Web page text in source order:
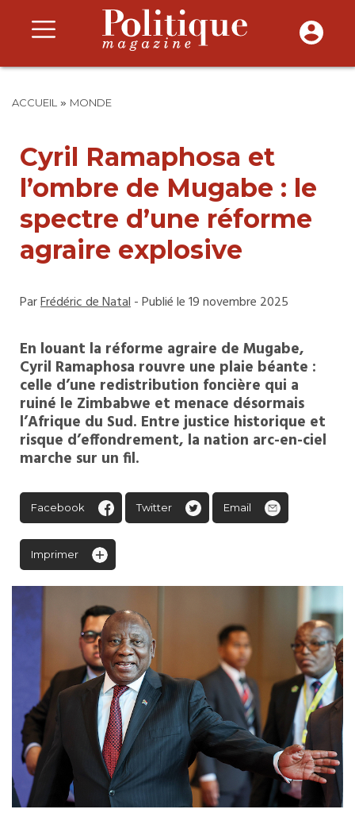
ACCUEIL » MONDE
Cyril Ramaphosa et
l’ombre de Mugabe : le
spectre d’une réforme
agraire explosive
ParFrédéric de Natal- Publié le 19 novembre 2025
En louant la réforme agraire de Mugabe,
Cyril Ramaphosa rouvre une plaie béante :
celle d’une redistribution foncière qui a
ruiné le Zimbabwe et menace désormais
l’Afrique du Sud. Entre justice historique et
risque d’effondrement, la nation arc-en-ciel
marche sur un fil.
Facebook Twitter Email
Imprimer